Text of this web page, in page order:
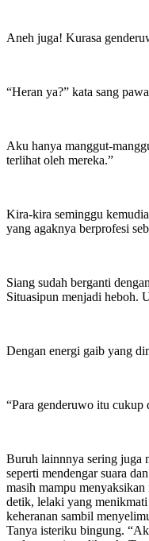
Aneh juga! Kurasa
“Heran ya?” kata sang
Aku hanya manggut-
terlihat oleh mereka.”
Kira-kira seminggu
yang agaknya berprofesi
Siang sudah berganti
Situasipun menjadi heboh.
Dengan energi gaib yang
“Para genderuwo itu cukup
Buruh lainnnya sering juga
seperti mendengar suara
masih mampu
detik, lelaki yang menikmati
keheranan sambil
Tanya isteriku bingung.